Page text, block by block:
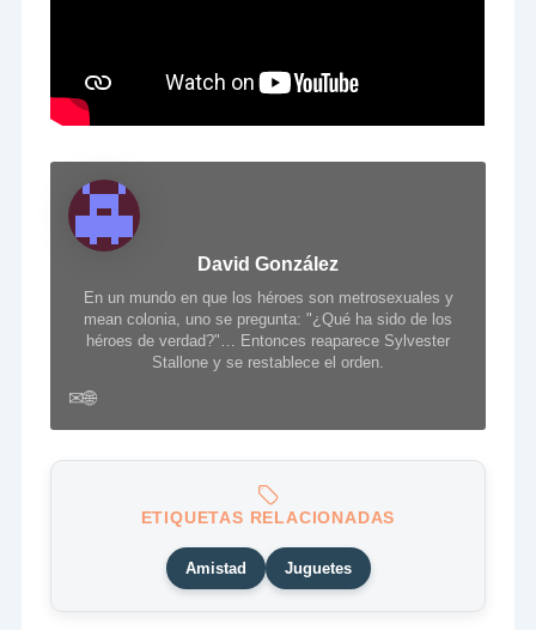
David González
En un mundo en que los héroes son metrosexuales y
mean colonia, uno se pregunta: "¿Qué ha sido de los
héroes de verdad?"… Entonces reaparece Sylvester
Stallone y se restablece el orden.
✉🌐
ETIQUETAS RELACIONADAS
Amistad Juguetes